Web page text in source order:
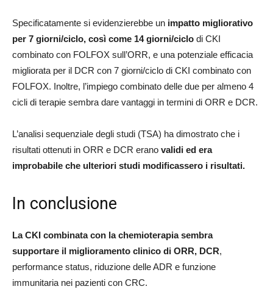
Specificatamente si evidenzierebbe un impatto migliorativo
per 7 giorni/ciclo, così come 14 giorni/ciclo di CKI
combinato con FOLFOX sull’ORR, e una potenziale efficacia
migliorata per il DCR con 7 giorni/ciclo di CKI combinato con
FOLFOX. Inoltre, l’impiego combinato delle due per almeno 4
cicli di terapie sembra dare vantaggi in termini di ORR e DCR.
L’analisi sequenziale degli studi (TSA) ha dimostrato che i
risultati ottenuti in ORR e DCR erano validi ed era
improbabile che ulteriori studi modificassero i risultati.
In conclusione
La CKI combinata con la chemioterapia sembra
supportare il miglioramento clinico di ORR, DCR,
performance status, riduzione delle ADR e funzione
immunitaria nei pazienti con CRC.